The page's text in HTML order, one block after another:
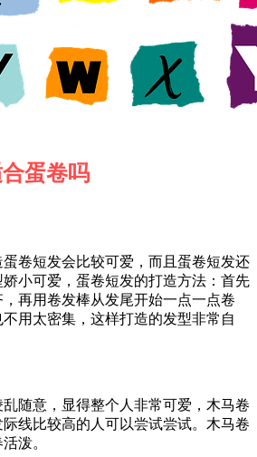
蛋卷吗
卷短发会比较可爱，而且蛋卷短发还
小可爱，蛋卷短发的打造方法：首先
再用卷发棒从发尾开始一点一点卷
用太密集，这样打造的发型非常自
随意，显得整个人非常可爱，木马卷
线比较高的人可以尝试尝试。木马卷
泼。